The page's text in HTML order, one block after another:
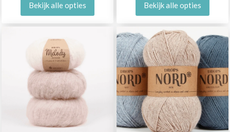
Bekijk alle opties Bekijk alle opties